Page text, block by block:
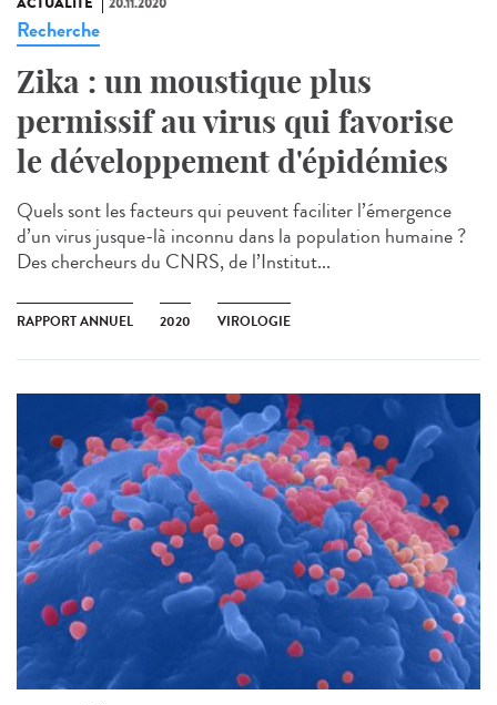
Recherche
Zika : un moustique plus
permissif au virus qui favorise
le développement d'épidémies
Quels sont les facteurs qui peuvent faciliter l’émergence
d’un virus jusque-là inconnu dans la population humaine ?
Des chercheurs du CNRS, de l’Institut...
RAPPORT ANNUEL 2020 VIROLOGIE